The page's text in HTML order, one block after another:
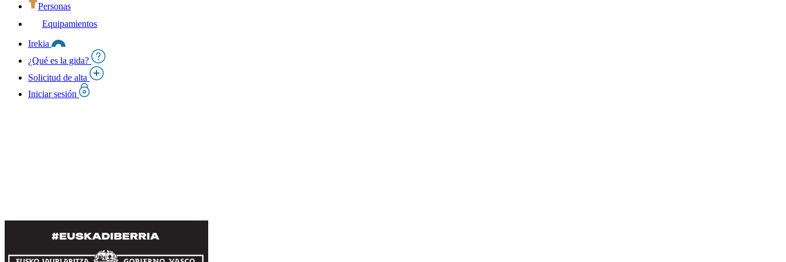
Personas
Equipamientos
Irekia
¿Qué es la gida?
Solicitud de alta
Iniciar sesión